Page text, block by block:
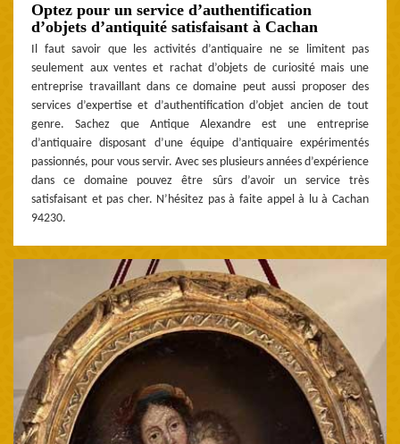
Optez pour un service d’authentification
d’objets d’antiquité satisfaisant à Cachan
Il faut savoir que les activités d’antiquaire ne se limitent pas
seulement aux ventes et rachat d’objets de curiosité mais une
entreprise travaillant dans ce domaine peut aussi proposer des
services d’expertise et d’authentification d’objet ancien de tout
genre. Sachez que Antique Alexandre est une entreprise
d’antiquaire disposant d’une équipe d’antiquaire expérimentés
passionnés, pour vous servir. Avec ses plusieurs années d’expérience
dans ce domaine pouvez être sûrs d’avoir un service très
satisfaisant et pas cher. N’hésitez pas à faite appel à lu à Cachan
94230.